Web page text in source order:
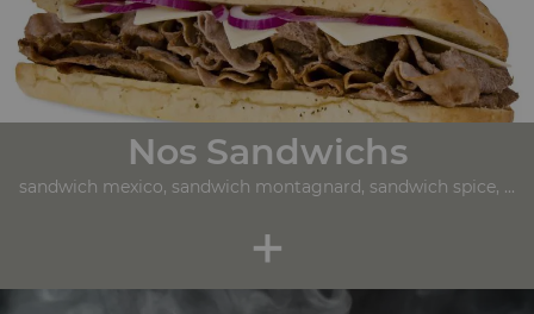
Nos Sandwichs
sandwich mexico, sandwich montagnard, sandwich spice, ...
+